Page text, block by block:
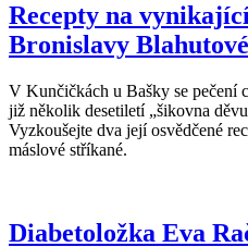
Recepty na
Bronislavy Blahutové
V Kunčičkách u Bašky se pečení
již několik desetiletí „šikovna
Vyzkoušejte dva její osvědčené
máslové stříkané.
Diabetoložka Eva